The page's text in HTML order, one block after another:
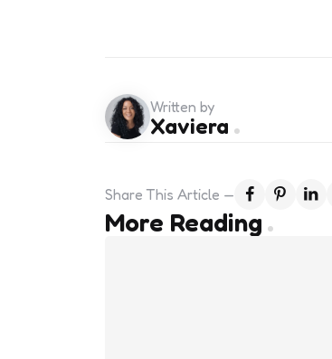
Written by
Xaviera
Share This Article
More Reading
Post